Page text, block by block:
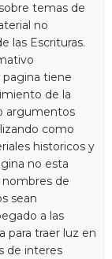
temas de
no
las Escrituras.
tiene
de la
argumentos
como
historicos y
no esta
nombres de
sean
a las
para traer luz en
de interes